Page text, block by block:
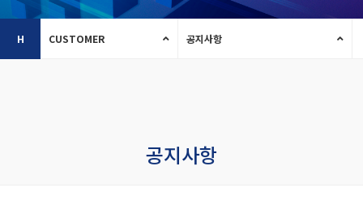
H CUSTOMER 공지사항
공지사항